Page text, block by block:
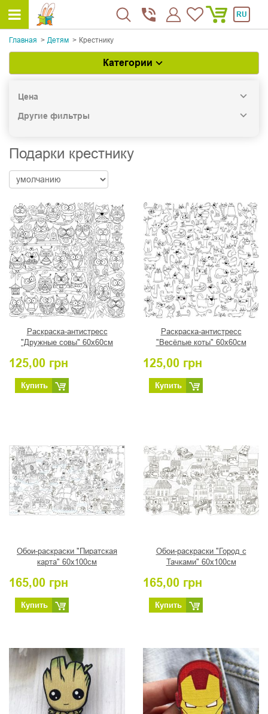
RU
Главная Детям Крестнику
Категории
Цена
Другие фильтры
Подарки крестнику
Раскраска-антистресс
"Дружные совы" 60х60см
125,00 грн
Купить
Раскраска-антистресс
"Весёлые коты" 60х60см
125,00 грн
Купить
Обои-раскраски "Пиратская
карта" 60х100см
165,00 грн
Купить
Обои-раскраски "Город с
Тачками" 60х100см
165,00 грн
Купить